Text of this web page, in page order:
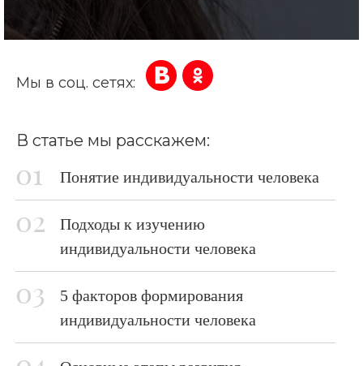
Мы в соц. сетях:
В статье мы расскажем:
Понятие индивидуальности человека
Подходы к изучению
индивидуальности человека
5 факторов формирования
индивидуальности человека